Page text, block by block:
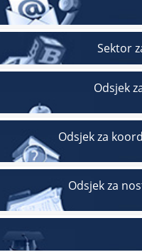
Sektor
Odsjek
Odsjek za
Odsjek za